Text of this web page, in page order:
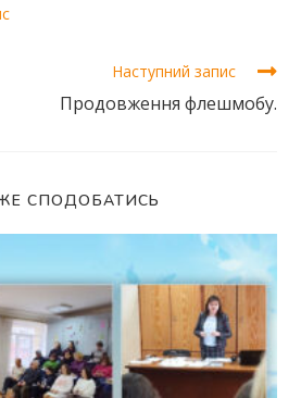
Наступний запис
Продовження флешмобу.
СПОДОБАТИСЬ